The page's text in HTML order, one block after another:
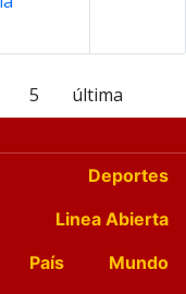
5 última
Deportes
Linea Abierta
País
Mundo